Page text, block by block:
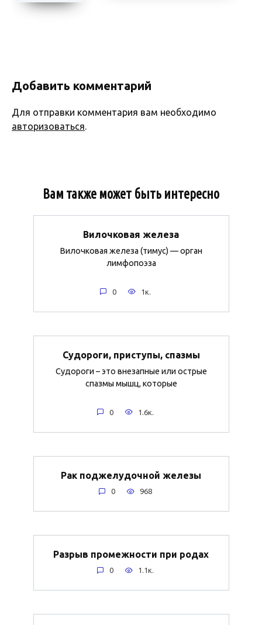
Добавить комментарий
Для отправки комментария вам необходимо
авторизоваться.
Вам также может быть интересно
Вилочковая железа
Вилочковая железа (тимус) — орган
лимфопоэза
0 1к.
Судороги, приступы, спазмы
Судороги – это внезапные или острые
спазмы мышц, которые
0 1.6к.
Рак поджелудочной железы
0 968
Разрыв промежности при родах
0 1.1к.